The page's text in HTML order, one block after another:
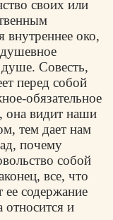
своих или
внутреннее око,
Совесть,
перед собой
обязательное
она видит наши
тем дает нам
почему
собой
все, что
ее содержание
относится и